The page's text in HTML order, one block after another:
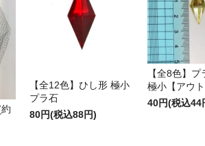
【全12色】ひし形 極小
プラ石
80円(税込88円)
【全8色】
極小【アウ
40円(税込44